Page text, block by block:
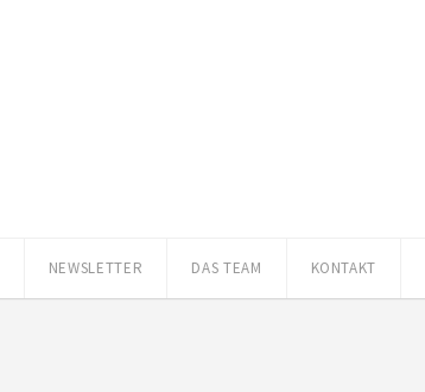
NEWSLETTER DAS TEAM KONTAKT